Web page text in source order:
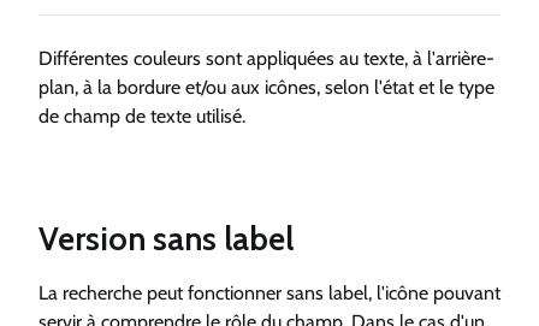
Différentes couleurs sont appliquées au texte, à l'arrière-
plan, à la bordure et/ou aux icônes, selon l'état et le type
de champ de texte utilisé.
Version sans label
La recherche peut fonctionner sans label, l'icône pouvant